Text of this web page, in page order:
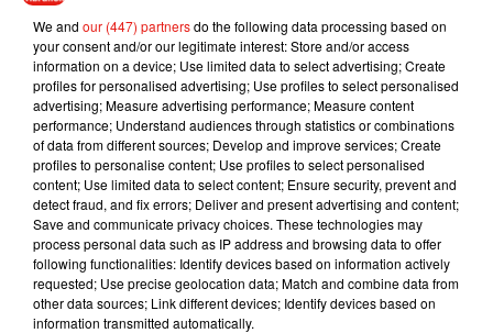
Inscriptions et programme complet
l'association A3A.
Des propos recueillis par Annie Guinhut.
Musique
5 août 2026
Benny Blanco invite Selena Gomez et
Becky G sur son nouveau single
We and our (447) partnersdo the following data processing based on
your consent and/or our legitimate interest: Store and/or access
information on a device; Use limited data to select advertising; Create
profiles for personalised advertising; Use profiles to select personalised
advertising; Measure advertising performance; Measure content
performance; Understand audiences through statistics or combinations
of data from different sources; Develop and improve services; Create
profiles to personalise content; Use profiles to select personalised
content; Use limited data to select content; Ensure security, prevent and
detect fraud, and fix errors; Deliver and present advertising and content;
Save and communicate privacy choices. These technologies may
process personal data such as IP address and browsing data to offer
following functionalities: Identify devices based on information actively
requested; Use precise geolocation data; Match and combine data from
other data sources; Link different devices; Identify devices based on
information transmitted automatically.